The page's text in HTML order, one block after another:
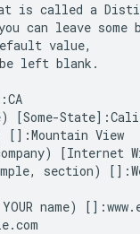
is called a
can leave some
value,
be left blank.
:CA
) [Some-State]
[] :Mountain View
) [Internet
section) []
YOUR name) []